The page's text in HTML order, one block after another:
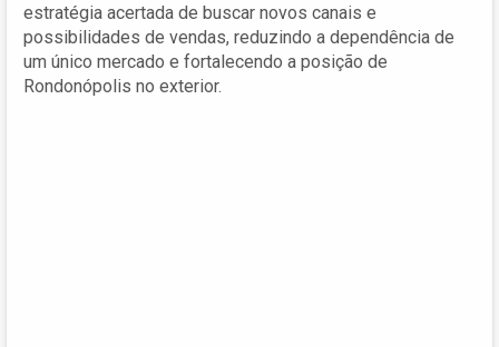
estratégia acertada de buscar novos canais e
possibilidades de vendas, reduzindo a dependência de
um único mercado e fortalecendo a posição de
Rondonópolis no exterior.